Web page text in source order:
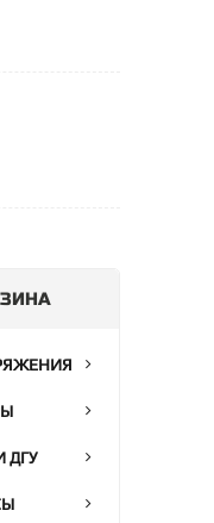
ДГУ